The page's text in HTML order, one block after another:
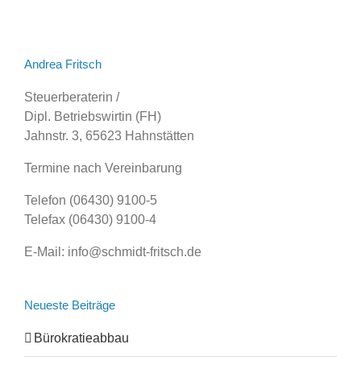
Andrea Fritsch
Steuerberaterin /
Dipl. Betriebswirtin (FH)
Jahnstr. 3, 65623 Hahnstätten
Termine nach Vereinbarung
Telefon (06430) 9100-5
Telefax (06430) 9100-4
E-Mail: info@schmidt-fritsch.de
Neueste Beiträge
Bürokratieabbau